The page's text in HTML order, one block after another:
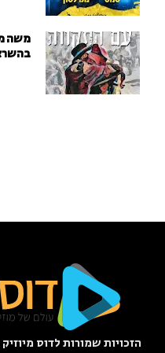
משה
הזכויות שמורות לדוס מיוזיק 2005